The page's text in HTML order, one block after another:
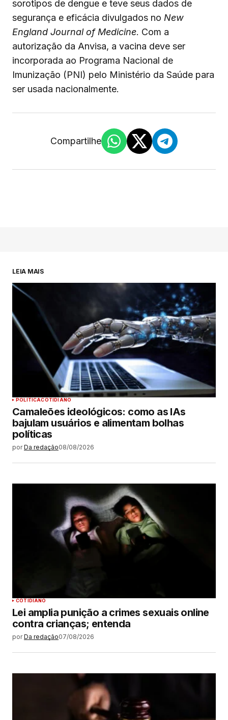
sorotipos de dengue e teve seus dados de
segurança e eficácia divulgados no New
England Journal of Medicine. Com a
autorização da Anvisa, a vacina deve ser
incorporada ao Programa Nacional de
Imunização (PNI) pelo Ministério da Saúde para
ser usada nacionalmente.
Compartilhe
LEIA MAIS
POLÍTICACOTIDIANO
Camaleões ideológicos: como as IAs
bajulam usuários e alimentam bolhas
políticas
por Da redação08/08/2026
COTIDIANO
Lei amplia punição a crimes sexuais online
contra crianças; entenda
por Da redação07/08/2026